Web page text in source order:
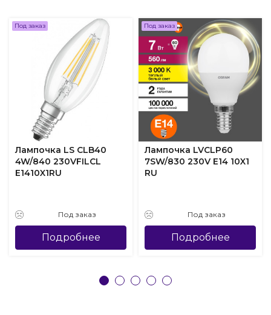
Под заказ
Лампочка LS CLB40
4W/840 230VFILCL
E1410X1RU
Под заказ
Подробнее
Под заказ
Лампочка LVCLP60
7SW/830 230V E14 10X1
RU
Под заказ
Подробнее